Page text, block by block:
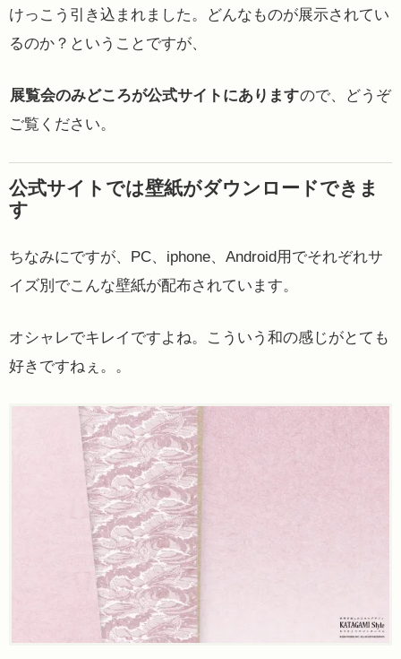
けっこう引き込まれました。どんなものが展示されてい
るのか？ということですが、
展覧会のみどころが公式サイトにありますので、どうぞ
ご覧ください。
公式サイトでは壁紙がダウンロードできま
す
ちなみにですが、PC、iphone、Android用でそれぞれサ
イズ別でこんな壁紙が配布されています。
オシャレでキレイですよね。こういう和の感じがとても
好きですねぇ。。